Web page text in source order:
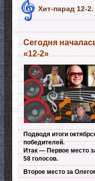
Хит-парад 12-
Сегодня
«12-2»
Подводя итоги
победителей.
Итак — Первое место
58 голосов.
Второе место за